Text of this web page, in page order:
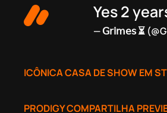
Yes 2
— 𝖦𝗋𝗂𝗆𝖾𝗌 ⏳
ICÔNICA CASA DE SHOW EM
PRODIGY COMPARTILHA